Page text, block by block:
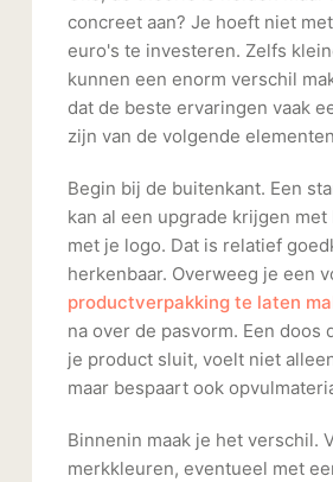
concreet aan? Je hoeft niet
euro's te investeren. Zelfs
kunnen een enorm verschil
dat de beste ervaringen vaak
zijn van de volgende
Begin bij de buitenkant. Een
kan al een upgrade krijgen
met je logo. Dat is relatief
herkenbaar. Overweeg je een
productverpakking te laten
na over de pasvorm. Een doos
je product sluit, voelt niet
maar bespaart ook
Binnenin maak je het verschil.
merkkleuren, eventueel met